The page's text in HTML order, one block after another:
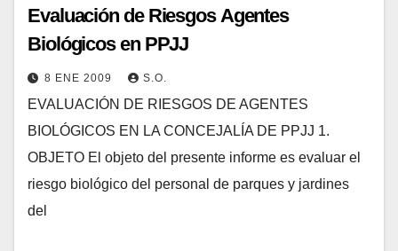
Evaluación de Riesgos Agentes
Biológicos en PPJJ
8 ENE 2009 S.O.
EVALUACIÓN DE RIESGOS DE AGENTES
BIOLÓGICOS EN LA CONCEJALÍA DE PPJJ 1.
OBJETO El objeto del presente informe es evaluar el
riesgo biológico del personal de parques y jardines
del